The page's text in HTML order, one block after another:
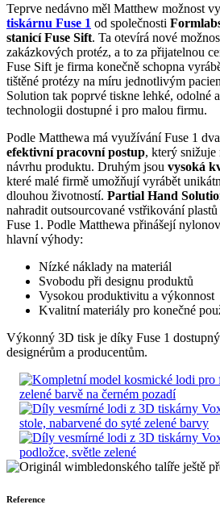
Teprve nedávno měl Matthew možnost
tiskárnu Fuse 1 od společnosti
stanicí Fuse Sift. Ta otevírá nové
zakázkových protéz, a to za přijatelnou
Fuse Sift je firma konečně schopna
tištěné protézy na míru jednotlivým
Solution tak poprvé tiskne lehké, odolné
technologii dostupné i pro malou firmu.
Podle Matthewa má využívání Fuse 1
efektivní pracovní postup, který snižuje
návrhu produktu. Druhým jsou vysoká
které malé firmě umožňují vyrábět
dlouhou životností. Partial Hand
nahradit outsourcované vstřikování
Fuse 1. Podle Matthewa přinášejí
hlavní výhody:
Nízké náklady na materiál
Svobodu při designu produktů
Vysokou produktivitu a výkonnost
Kvalitní materiály pro konečné
Výkonný 3D tisk je díky Fuse 1
designérům a producentům.
Reference